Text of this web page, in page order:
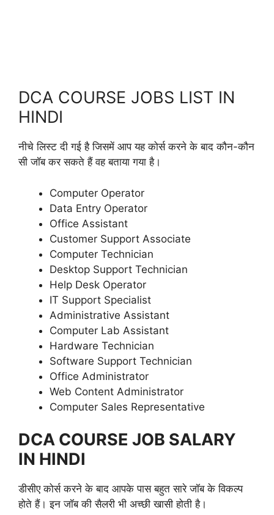
DCA COURSE JOBS LIST IN
HINDI
नीचे लिस्ट दी गई है जिसमें आप यह कोर्स करने के बाद कौन-कौन
सी जॉब कर सकते हैं वह बताया गया है।
Computer Operator
Data Entry Operator
Office Assistant
Customer Support Associate
Computer Technician
Desktop Support Technician
Help Desk Operator
IT Support Specialist
Administrative Assistant
Computer Lab Assistant
Hardware Technician
Software Support Technician
Office Administrator
Web Content Administrator
Computer Sales Representative
DCA COURSE JOB SALARY
IN HINDI
डीसीए कोर्स करने के बाद आपके पास बहुत सारे जॉब के विकल्प
होते हैं। इन जॉब की सैलरी भी अच्छी खासी होती है।